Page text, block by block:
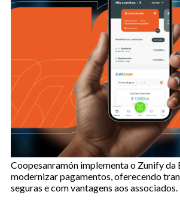
Coopesanramón implementa o Zunify da
modernizar pagamentos, oferecendo
seguras e com vantagens aos associados.